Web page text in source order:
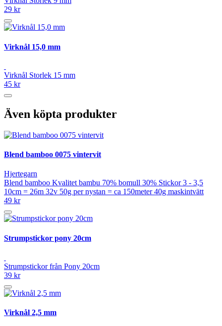
29 kr
Virknål 15,0 mm
Virknål Storlek 15 mm
45 kr
Även köpta produkter
Blend bamboo 0075 vintervit
Hjertegarn
Blend bamboo Kvalitet bambu 70% bomull 30% Stickor 3 - 3,5
10cm = 26m 32v 50g per nystan = ca 150meter 40g maskintvätt
49 kr
Strumpstickor pony 20cm
Strumpstickor från Pony 20cm
39 kr
Virknål 2,5 mm